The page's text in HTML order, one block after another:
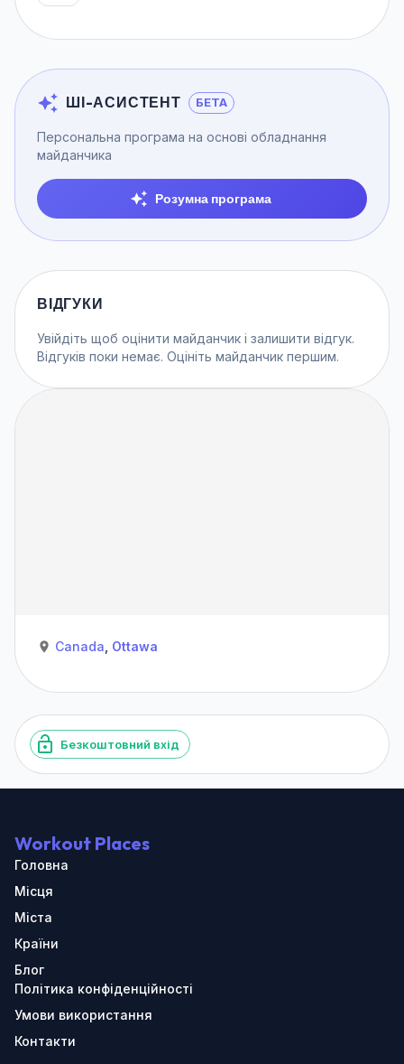
ШІ-АСИСТЕНТ БЕТА
Персональна програма на основі обладнання
майданчика
Розумна програма
ВІДГУКИ
Увійдіть щоб оцінити майданчик і залишити відгук.
Відгуків поки немає. Оцініть майданчик першим.
Canada, Ottawa
Безкоштовний вхід
Workout Places
Головна
Місця
Міста
Країни
Блог
Політика конфіденційності
Умови використання
Контакти